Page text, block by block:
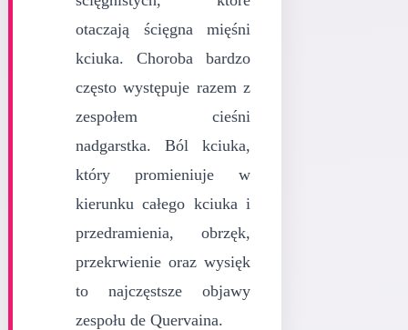
otaczają ścięgna mięśni
kciuka. Choroba bardzo
często występuje razem z
zespołem cieśni
nadgarstka. Ból kciuka,
który promieniuje w
kierunku całego kciuka i
przedramienia, obrzęk,
przekrwienie oraz wysięk
to najczęstsze objawy
zespołu de Quervaina.